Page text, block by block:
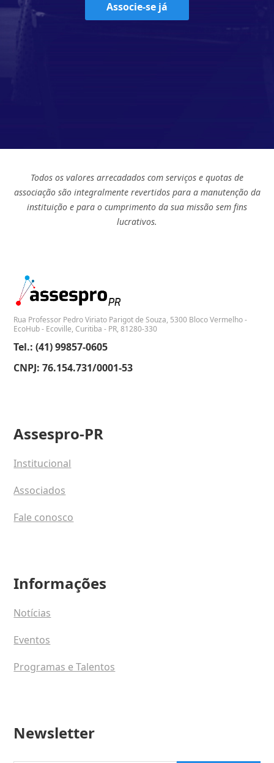
Associe-se já
Todos os valores arrecadados com serviços e quotas de
associação são integralmente revertidos para a manutenção da
instituição e para o cumprimento da sua missão sem fins
lucrativos.
Rua Professor Pedro Viriato Parigot de Souza, 5300 Bloco Vermelho -
EcoHub - Ecoville, Curitiba - PR, 81280-330
Tel.: (41) 99857-0605
CNPJ: 76.154.731/0001-53
Assespro-PR
Institucional
Associados
Fale conosco
Informações
Notícias
Eventos
Programas e Talentos
Newsletter